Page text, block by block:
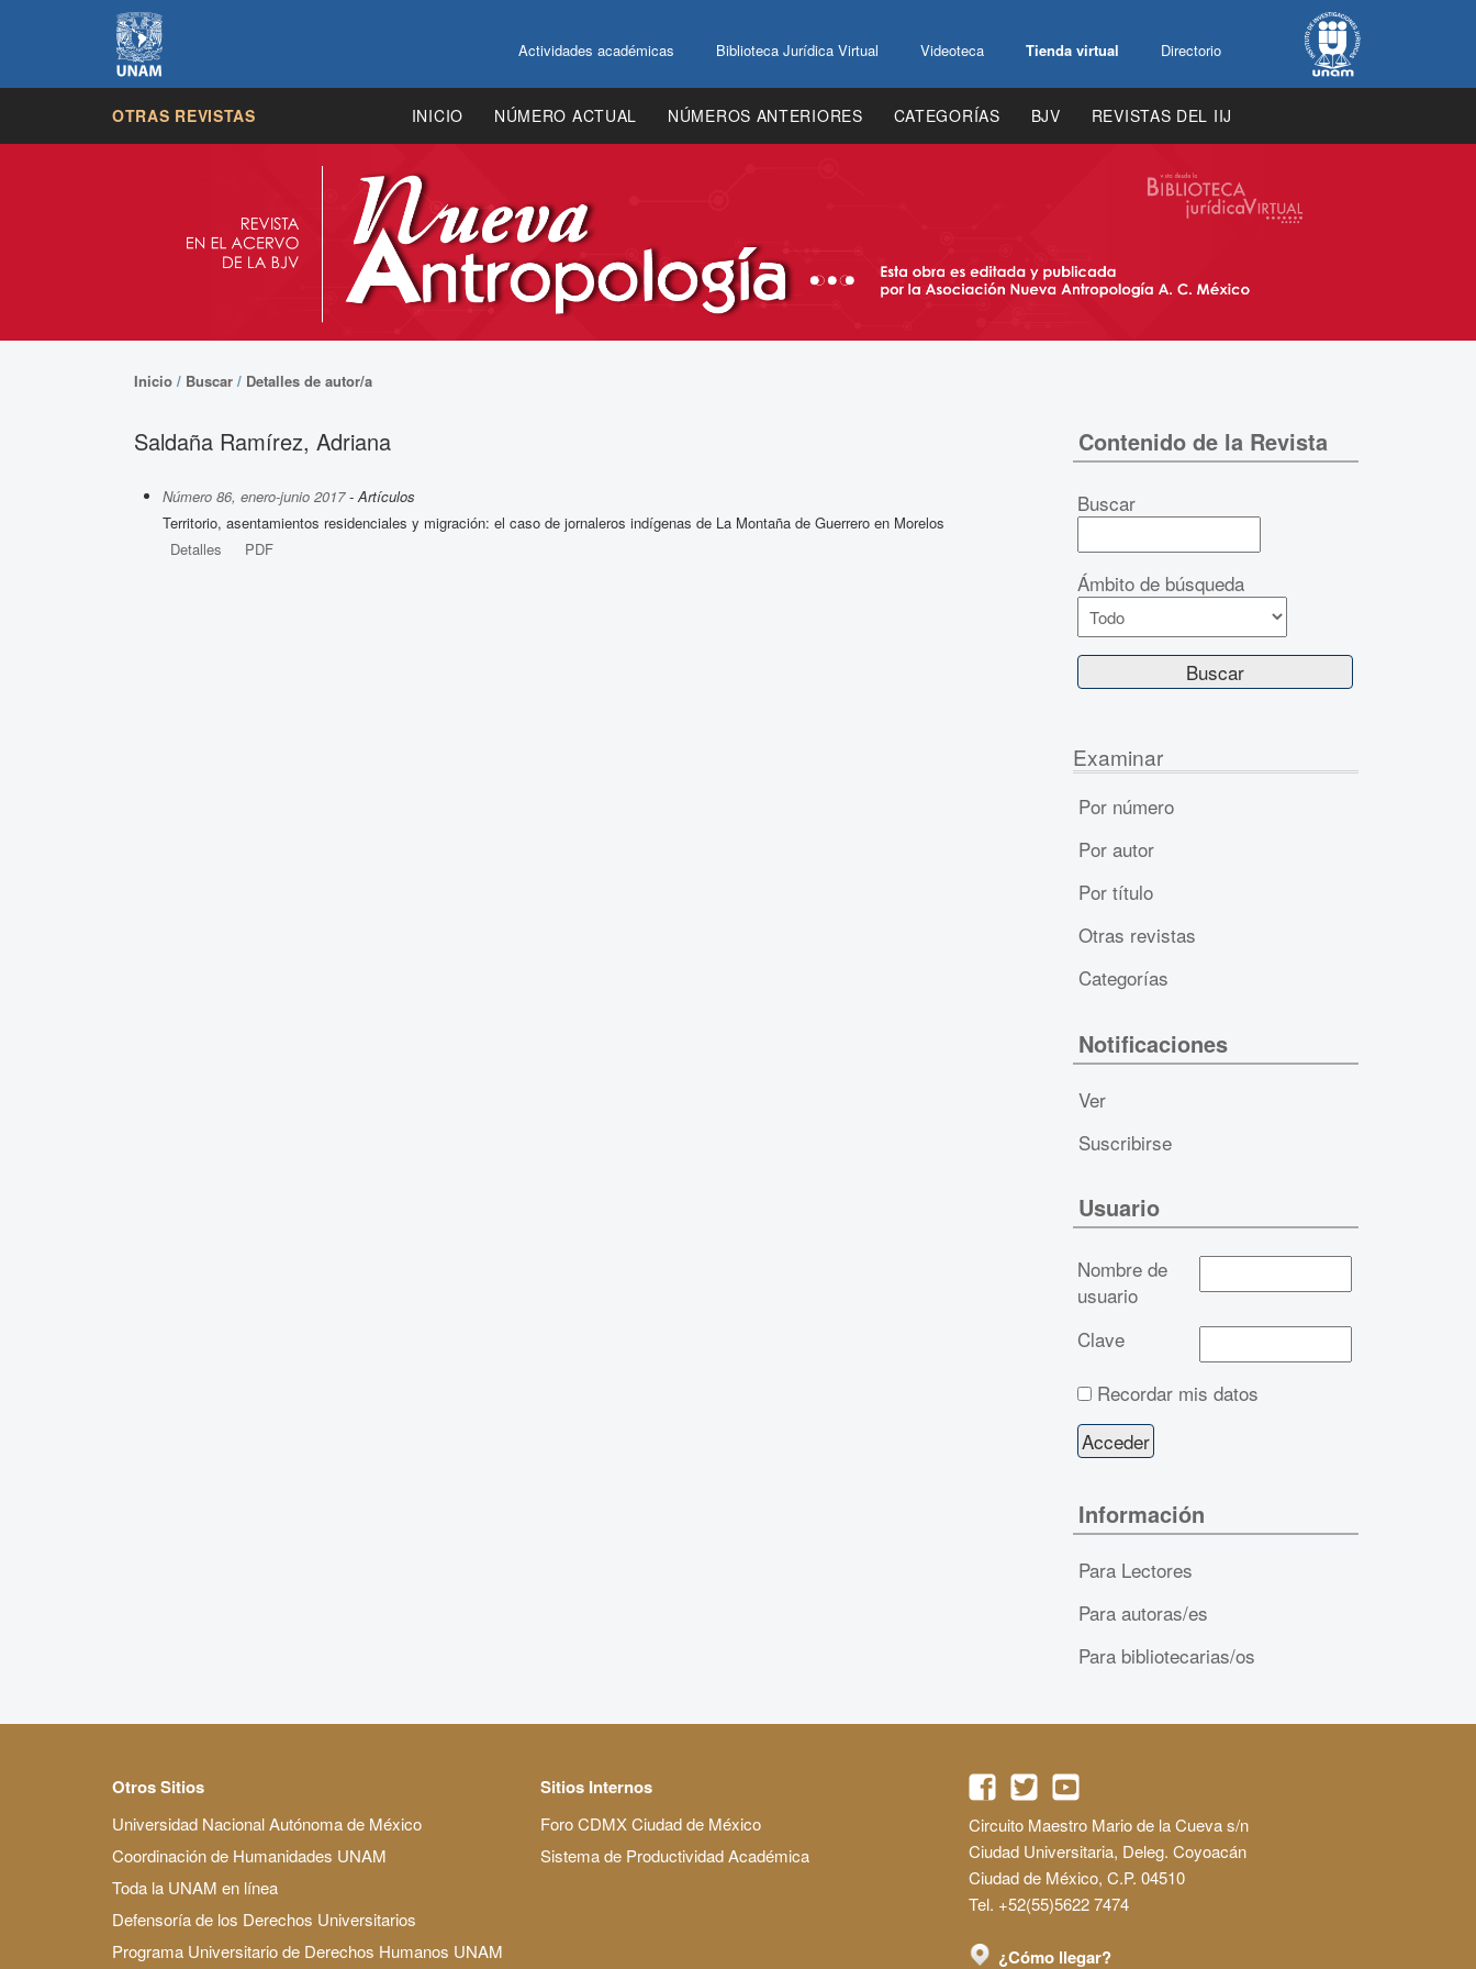
Actividades académicas Biblioteca Jurídica Virtual Videoteca Tienda virtual Directorio
OTRAS REVISTAS INICIO NÚMERO ACTUAL NÚMEROS ANTERIORES CATEGORÍAS BJV REVISTAS DEL IIJ
Inicio / Buscar / Detalles de autor/a
Saldaña Ramírez, Adriana
Número 86, enero-junio 2017- Artículos
Territorio, asentamientos residenciales y migración: el caso de jornaleros indígenas de La Montaña de Guerrero en Morelos
Detalles
PDF
Contenido de la Revista
Buscar
Ámbito de búsqueda
Examinar
Por número
Por autor
Por título
Otras revistas
Categorías
Notificaciones
Ver
Suscribirse
Usuario
Nombre de
usuario
Clave
Recordar mis datos
Información
Para Lectores
Para autoras/es
Para bibliotecarias/os
Otros Sitios
Universidad Nacional Autónoma de México
Coordinación de Humanidades UNAM
Toda la UNAM en línea
Defensoría de los Derechos Universitarios
Programa Universitario de Derechos Humanos UNAM
Sitios Internos
Foro CDMX Ciudad de México
Sistema de Productividad Académica
Circuito Maestro Mario de la Cueva s/n
Ciudad Universitaria, Deleg. Coyoacán
Ciudad de México, C.P. 04510
Tel. +52(55)5622 7474
¿Cómo llegar?